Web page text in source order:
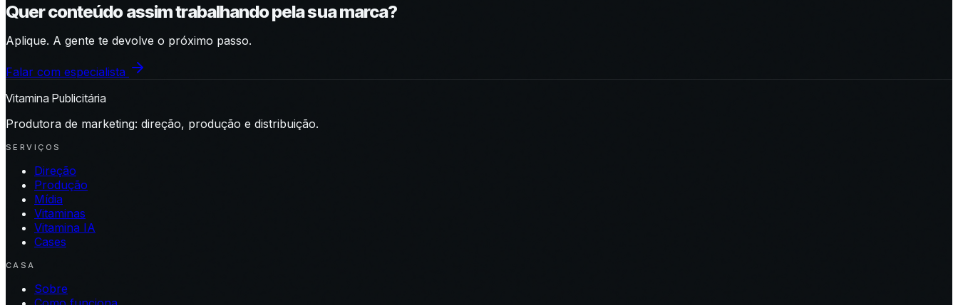
Quer conteúdo assim trabalhando pela sua marca?
Aplique. A gente te devolve o próximo passo.
Falar com especialista
Vitamina Publicitária
Produtora de marketing: direção, produção e distribuição.
SERVIÇOS
Direção
Produção
Mídia
Vitaminas
Vitamina IA
Cases
CASA
Sobre